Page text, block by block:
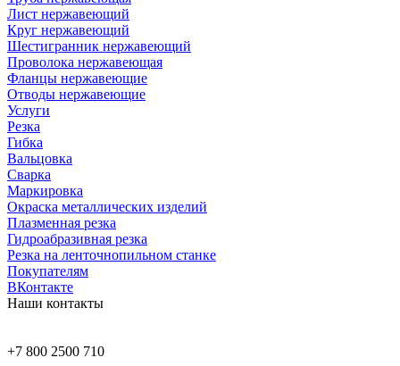
Лист нержавеющий
Круг нержавеющий
Шестигранник нержавеющий
Проволока нержавеющая
Фланцы нержавеющие
Отводы нержавеющие
Услуги
Резка
Гибка
Вальцовка
Сварка
Маркировка
Окраска металлических изделий
Плазменная резка
Гидроабразивная резка
Резка на ленточнопильном станке
Покупателям
ВКонтакте
Наши контакты
+7 800 2500 710